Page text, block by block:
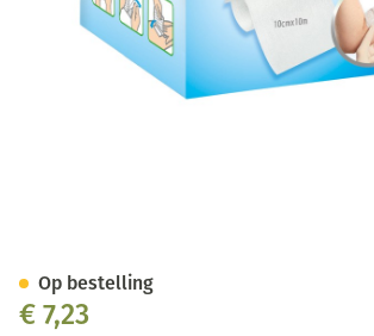
€ 7,23
Op bestelling